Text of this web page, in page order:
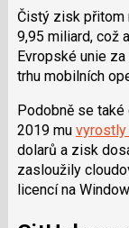
Čistý zisk přitom
9,95 miliard, což
Evropské unie
trhu mobilních
Podobně se
2019 mu vyrostly
dolarů a zisk
zasloužily
licencí na